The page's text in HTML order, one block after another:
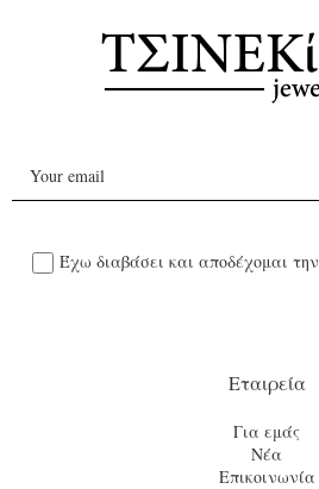
Έχω διαβάσει και αποδέχομαι την
Εταιρεία
Για εμάς
Νέα
Επικοινωνία